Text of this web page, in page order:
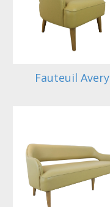
Fauteuil Avery